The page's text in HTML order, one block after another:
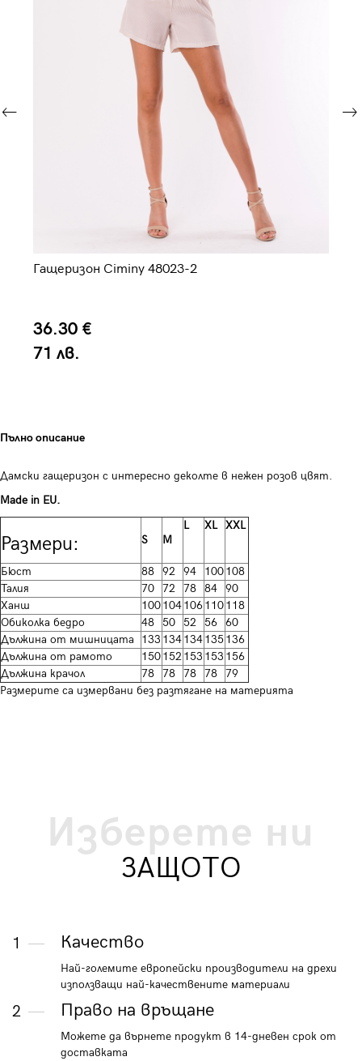
Гащеризон Ciminy 48023-2
36.30 €
71 лв.
Пълно описание
Дамски гащеризон с интересно деколте в нежен розов цвят.
Made in EU.
Размери: S M
L XL XXL
Бюст 88 92 94 100108
Талия
70 72 78 84 90
Ханш
100104106110118
Обиколка бедро
48 50 52 56 60
Дължина от мишницата
133 134134135136
Дължина от рамото
150152153 153 156
Дължина крачол
78 78 78 78 79
Размерите са измервани без разтягане на материята
Изберете ни
ЗАЩОТО
1 Качество
Най-големите европейски производители на дрехи
използващи най-качествените материали
2 Право на връщане
Можете да върнете продукт в 14-дневен срок от
доставката